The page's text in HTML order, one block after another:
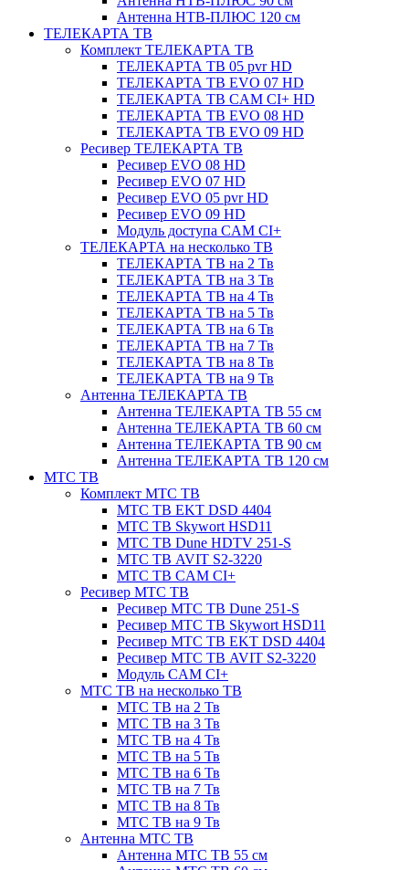
Антенна НТВ-ПЛЮС 120 см
ТЕЛЕКАРТА ТВ
Комплект ТЕЛЕКАРТА ТВ
ТЕЛЕКАРТА ТВ 05 pvr HD
ТЕЛЕКАРТА ТВ EVO 07 HD
ТЕЛЕКАРТА ТВ CAM CI+ HD
ТЕЛЕКАРТА ТВ EVO 08 HD
ТЕЛЕКАРТА ТВ EVO 09 HD
Ресивер ТЕЛЕКАРТА ТВ
Ресивер EVO 08 HD
Ресивер EVO 07 HD
Ресивер EVO 05 pvr HD
Ресивер EVO 09 HD
Модуль доступа CAM CI+
ТЕЛЕКАРТА на несколько ТВ
ТЕЛЕКАРТА ТВ на 2 Тв
ТЕЛЕКАРТА ТВ на 3 Тв
ТЕЛЕКАРТА ТВ на 4 Тв
ТЕЛЕКАРТА ТВ на 5 Тв
ТЕЛЕКАРТА ТВ на 6 Тв
ТЕЛЕКАРТА ТВ на 7 Тв
ТЕЛЕКАРТА ТВ на 8 Тв
ТЕЛЕКАРТА ТВ на 9 Тв
Антенна ТЕЛЕКАРТА ТВ
Антенна ТЕЛЕКАРТА ТВ 55 см
Антенна ТЕЛЕКАРТА ТВ 60 см
Антенна ТЕЛЕКАРТА ТВ 90 см
Антенна ТЕЛЕКАРТА ТВ 120 см
МТС ТВ
Комплект МТС ТВ
МТС ТВ EKT DSD 4404
МТС ТВ Skywort HSD11
МТС ТВ Dune HDTV 251-S
МТС ТВ AVIT S2-3220
МТС ТВ CAM CI+
Ресивер МТС ТВ
Ресивер МТС ТВ Dune 251-S
Ресивер МТС ТВ Skywort HSD11
Ресивер МТС ТВ EKT DSD 4404
Ресивер МТС ТВ AVIT S2-3220
Модуль CAM CI+
МТС ТВ на несколько ТВ
МТС ТВ на 2 Тв
МТС ТВ на 3 Тв
МТС ТВ на 4 Тв
МТС ТВ на 5 Тв
МТС ТВ на 6 Тв
МТС ТВ на 7 Тв
МТС ТВ на 8 Тв
МТС ТВ на 9 Тв
Антенна МТС ТВ
Антенна МТС ТВ 55 см